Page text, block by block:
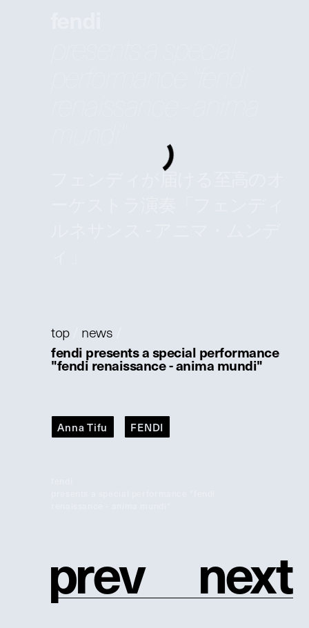
フェンディが届ける至高のオ
top/ news
fendi presents a special performance
"fendi renaissance - anima mundi"
Anna Tifu FENDI
prev next